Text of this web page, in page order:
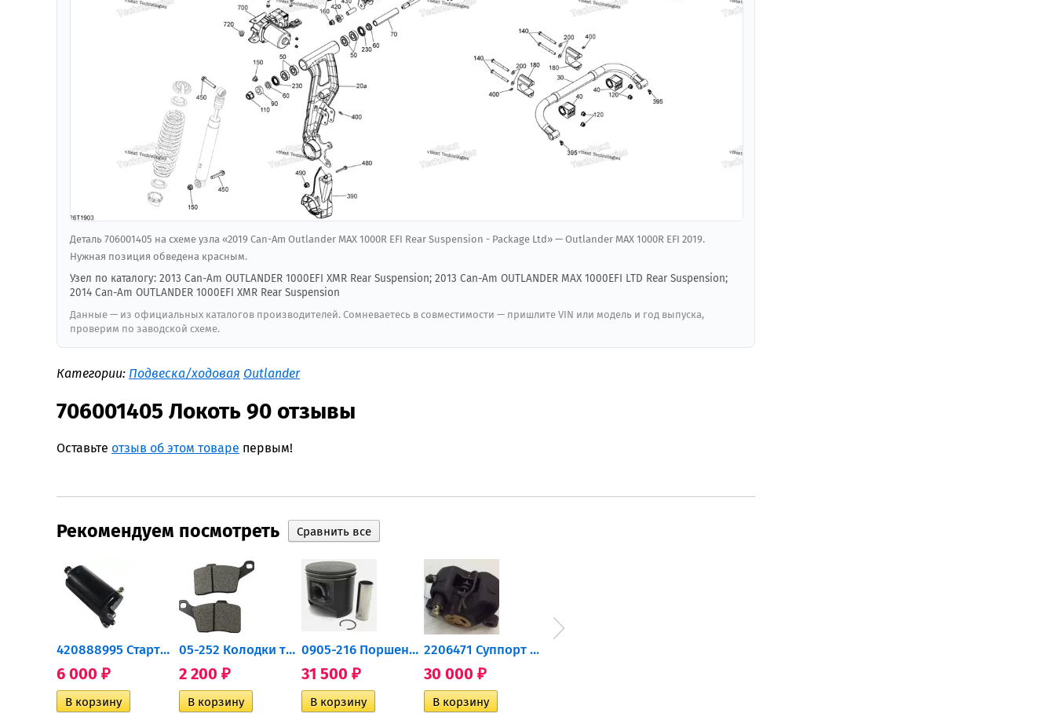
Деталь 706001405 на схеме узла «2019 Can-Am Outlander MAX 1000R EFI Rear Suspension - Package Ltd» — Outlander MAX 1000R EFI 2019.
Нужная позиция обведена красным.
Узел по каталогу: 2013 Can-Am OUTLANDER 1000EFI XMR Rear Suspension; 2013 Can-Am OUTLANDER MAX 1000EFI LTD Rear Suspension;
2014 Can-Am OUTLANDER 1000EFI XMR Rear Suspension
Данные — из официальных каталогов производителей. Сомневаетесь в совместимости — пришлите VIN или модель и год выпуска,
проверим по заводской схеме.
Категории: Подвеска/ходовая Outlander
706001405 Локоть 90 отзывы
Оставьте отзыв об этом товаре первым!
Рекомендуем посмотреть
420888995 Стартер для...
6 000 ₽
05-252 Колодки тормозные...
2 200 ₽
0905-216 Поршень Arctic Cat...
31 500 ₽
2206471 Суппорт тормозной...
30 000 ₽